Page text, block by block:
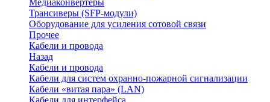
Медиаконвертеры
Трансиверы (SFP-модули)
Оборудование для усиления сотовой связи
Прочее
Кабели и провода
Назад
Кабели и провода
Кабели для систем охранно-пожарной сигнализации
Кабели «витая пара» (LAN)
Кабели для интерфейса